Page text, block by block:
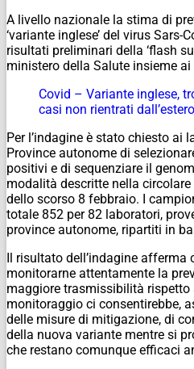
A livello nazionale la stima di
‘variante inglese’ del virus Sars-
risultati preliminari della ‘flash
ministero della Salute insieme
Covid – Variante inglese,
casi non rientrati dall’estero
Per l’indagine è stato chiesto ai
Province autonome di
positivi e di sequenziare il
modalità descritte nella
dello scorso 8 febbraio. I
totale 852 per 82 laboratori,
province autonome, ripartiti in
Il risultato dell’indagine afferma
monitorarne attentamente la
maggiore trasmissibilità
monitoraggio ci consentirebbe,
delle misure di mitigazione, di
della nuova variante mentre si
che restano comunque efficaci